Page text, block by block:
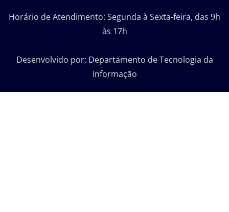
Horário de Atendimento: Segunda à Sexta-feira, das 9h
às 17h
Desenvolvido por: Departamento de Tecnologia da
Informação